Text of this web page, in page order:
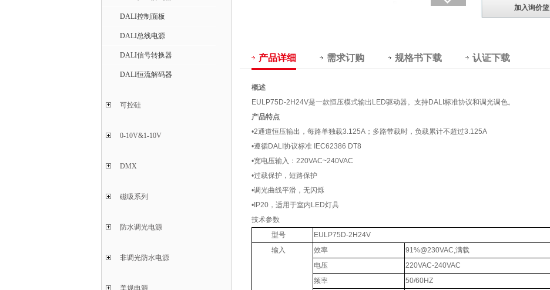
DALI控制面板
DALI总线电源
DALI信号转换器
DALI恒流解码器
可控硅
0-10V&1-10V
DMX
磁吸系列
防水调光电源
非调光防水电源
美规电源
加入询价篮
产品详细 需求订购 规格书下载 认证下载
概述
EULP75D-2H24V是一款恒压模式输出LED驱动器。支持DALI标准协议和调光调色。
产品特点
•2通道恒压输出，每路单独载3.125A；多路带载时，负载累计不超过3.125A
•遵循DALI协议标准 IEC62386 DT8
•宽电压输入：220VAC~240VAC
•过载保护，短路保护
•调光曲线平滑，无闪烁
•IP20，适用于室内LED灯具
技术参数
型号
EULP75D-2H24V
输入
效率
91%@230VAC,满载
电压
220VAC-240VAC
频率
50/60HZ